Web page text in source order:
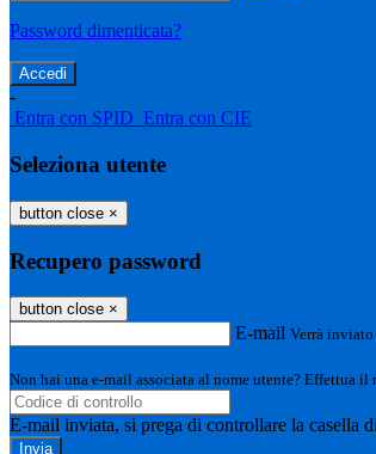
Password dimenticata?
-
Entra con SPID Entra con CIE
Seleziona utente
button close ×
Recupero password
button close ×
E-mail Verrà
Non hai una e-mail associata al nome utente? Effettua il
E-mail inviata, si prega di controllare la casella